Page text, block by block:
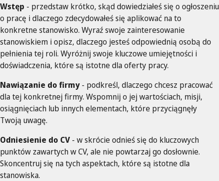
Wstęp - przedstaw krótko, skąd dowiedziałeś się o ogłoszeniu
o pracę i dlaczego zdecydowałeś się aplikować na to
konkretne stanowisko. Wyraź swoje zainteresowanie
stanowiskiem i opisz, dlaczego jesteś odpowiednią osobą do
pełnienia tej roli. Wyróżnij swoje kluczowe umiejętności i
doświadczenia, które są istotne dla oferty pracy.
Nawiązanie do firmy - podkreśl, dlaczego chcesz pracować
dla tej konkretnej firmy. Wspomnij o jej wartościach, misji,
osiągnięciach lub innych elementach, które przyciągnęły
Twoją uwagę.
Odniesienie do CV - w skrócie odnieś się do kluczowych
punktów zawartych w CV, ale nie powtarzaj go dosłownie.
Skoncentruj się na tych aspektach, które są istotne dla
stanowiska.